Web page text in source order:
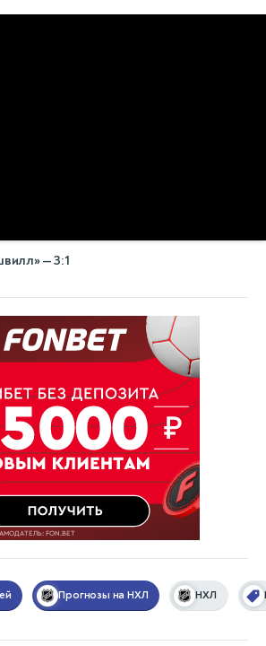
— 3:1
Прогнозы на НХЛ НХЛ